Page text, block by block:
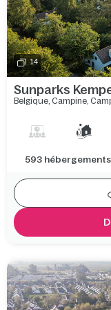
14
Sunparks
Belgique Campine
593